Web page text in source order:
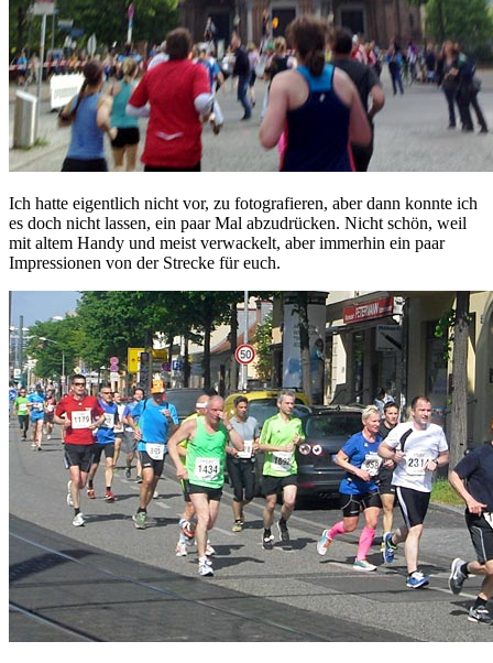
Ich hatte eigentlich nicht vor, zu fotografieren, aber dann konnte ich
es doch nicht lassen, ein paar Mal abzudrücken. Nicht schön, weil
mit altem Handy und meist verwackelt, aber immerhin ein paar
Impressionen von der Strecke für euch.